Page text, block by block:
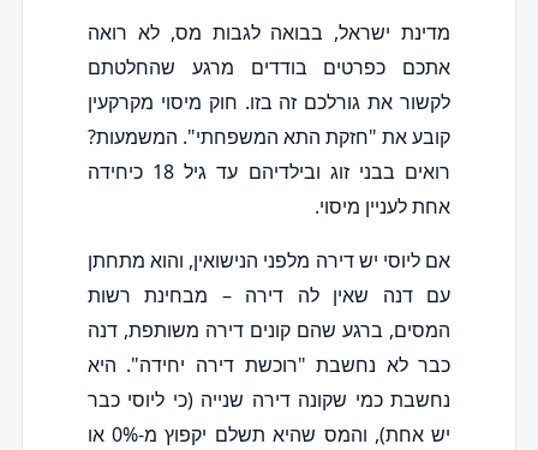
מדינת ישראל, בבואה לגבות מס, לא רואה
אתכם כפרטים בודדים מרגע שהחלטתם
לקשור את גורלכם זה בזו. חוק מיסוי מקרקעין
קובע את "חזקת התא המשפחתי". המשמעות?
רואים בבני זוג ובילדיהם עד גיל 18 כיחידה
אחת לעניין מיסוי.
אם ליוסי יש דירה מלפני הנישואין, והוא מתחתן
עם דנה שאין לה דירה – מבחינת רשות
המסים, ברגע שהם קונים דירה משותפת, דנה
כבר לא נחשבת "רוכשת דירה יחידה". היא
נחשבת כמי שקונה דירה שנייה (כי ליוסי כבר
יש אחת), והמס שהיא תשלם יקפוץ מ-0% או